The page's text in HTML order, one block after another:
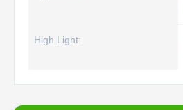
High Light: